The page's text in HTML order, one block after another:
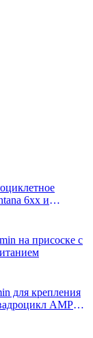
6xx и
на присоске с
для крепления
AMPS с
питания